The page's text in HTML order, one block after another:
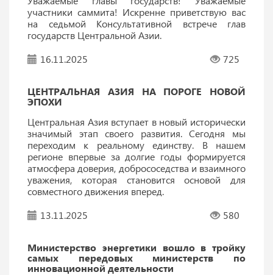
участники саммита! Искренне приветствую вас
на седьмой Консультативной встрече глав
государств Центральной Азии.
16.11.2025
725
ЦЕНТРАЛЬНАЯ АЗИЯ НА ПОРОГЕ НОВОЙ
ЭПОХИ
Центральная Азия вступает в новый исторически
значимый этап своего развития. Сегодня мы
переходим к реальному единству. В нашем
регионе впервые за долгие годы формируется
атмосфера доверия, добрососедства и взаимного
уважения, которая становится основой для
совместного движения вперед.
13.11.2025
580
Министерство энергетики вошло в тройку
самых передовых министерств по
инновационной деятельности